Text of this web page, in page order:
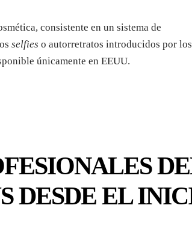
consistente en un sistema de
selfies o autorretratos introducidos por los
únicamente en EEUU.